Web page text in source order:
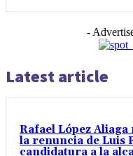
-
Latest article
Rafael López
la renuncia de Luis
candidatura a la